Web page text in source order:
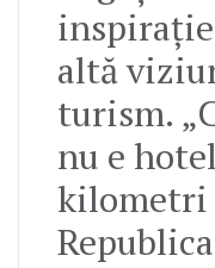
altă
turism.
nu e
kilometri